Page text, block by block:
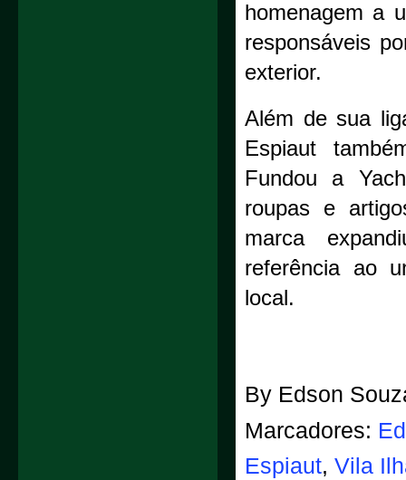
homenagem a
responsáveis
exterior.
Além de sua
Espiaut
Fundou a
roupas e
marca
referência ao
local.
By Edson
Marcadores:
Espiaut, Vila